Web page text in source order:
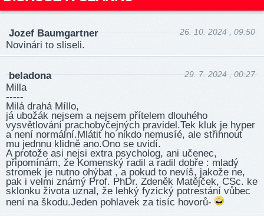
Jozef Baumgartner 26. 10. 2024 , 09:50
Novinári to sliseli.
beladona 29. 7. 2024 , 00:27
Milla
-----
Milá drahá Míllo,
já ubožák nejsem a nejsem přítelem dlouhého
vysvětlování prachobyčejných pravidel.Tek kluk je hyper
a není normální.Mlátit ho nikdo nemusíé, ale střihnout
mu jednnu klidně ano.Ono se uvidí.
A protože asi nejsi extra psycholog, ani učenec,
připomínám, že Komenský radil a radil dobře : mladý
stromek je nutno ohýbat , a pokud to nevíš, jakože ne,
pak i velmi známý Prof. PhDr. Zdeněk Matějček, CSc. ke
sklonku života uznal, že lehký fyzický potrestání vůbec
není na škodu.Jeden pohlavek za tisíc hovorů-